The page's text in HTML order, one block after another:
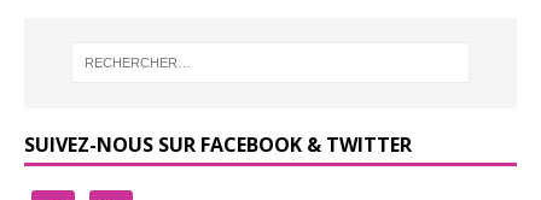
SUIVEZ-NOUS SUR FACEBOOK & TWITTER